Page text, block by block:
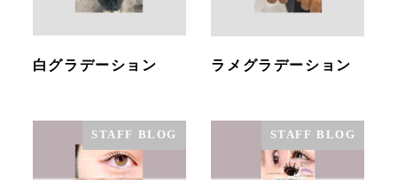
白グラデーション ラメグラデーション
STAFF BLOG STAFF BLOG